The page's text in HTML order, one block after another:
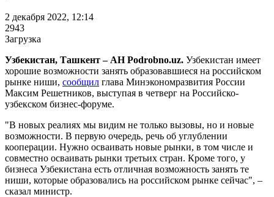
2 декабря 2022, 12:14
2943
Загрузка
Узбекистан, Ташкент – АН Podrobno.uz. Узбекистан имеет
хорошие возможности занять образовавшиеся на российском
рынке ниши, сообщил глава Минэкономразвития России
Максим Решетников, выступая в четверг на Российско-
узбекском бизнес-форуме.
"В новых реалиях мы видим не только вызовы, но и новые
возможности. В первую очередь, речь об углублении
кооперации. Нужно осваивать новые рынки, в том числе и
совместно осваивать рынки третьих стран. Кроме того, у
бизнеса Узбекистана есть отличная возможность занять те
ниши, которые образовались на российском рынке сейчас", –
сказал министр.